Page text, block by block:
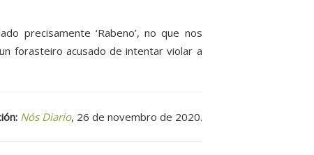
precisamente ‘Rabeno’, no que nos
forasteiro acusado de intentar violar a
Nós Diario, 26 de novembro de 2020.